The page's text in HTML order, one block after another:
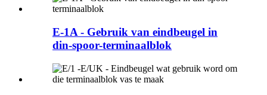
E-1A - Gebruik van eindbeugel in
din-spoor-terminaalblok